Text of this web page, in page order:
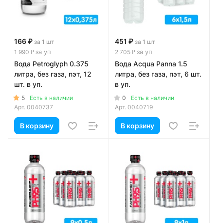
166 ₽ за 1 шт
1 990 ₽ за уп
Вода Petroglyph 0.375
литра, без газа, пэт, 12
шт. в уп.
5
Есть в наличии
Арт. 0040737
В корзину
451 ₽ за 1 шт
2 705 ₽ за уп
Вода Acqua Panna 1.5
литра, без газа, пэт, 6 шт.
в уп.
0
Есть в наличии
Арт. 0040719
В корзину